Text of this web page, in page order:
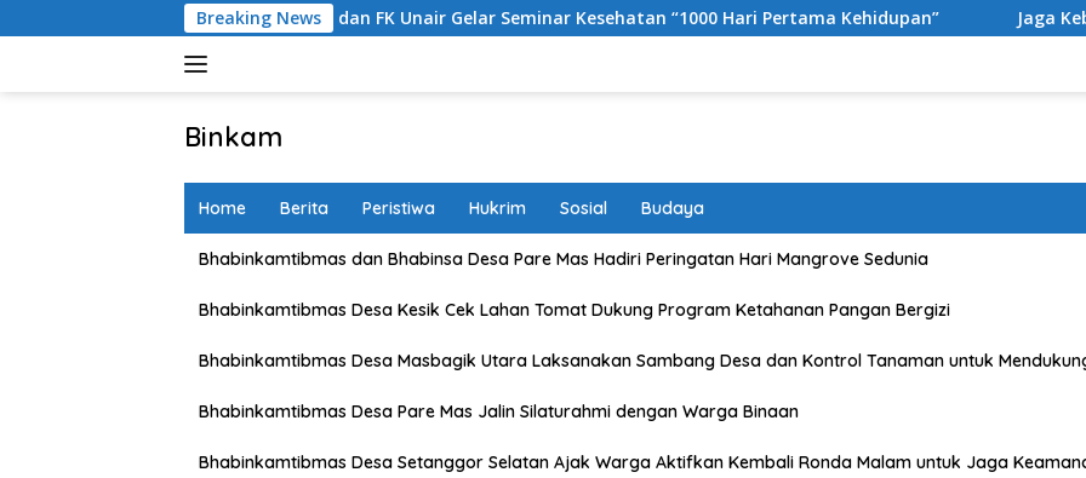
to
Breaking News
Bersama Polres dan FK Unair Gelar Seminar Kesehatan “1000 Hari Pertama Kehidupan” Jaga Kebugaran dan
Binkam
Home Berita Peristiwa Hukrim Sosial Budaya
Bhabinkamtibmas dan Bhabinsa Desa Pare Mas Hadiri Peringatan Hari Mangrove Sedunia
Bhabinkamtibmas Desa Kesik Cek Lahan Tomat Dukung Program Ketahanan Pangan Bergizi
Bhabinkamtibmas Desa Masbagik Utara Laksanakan Sambang Desa dan Kontrol Tanaman untuk
Bhabinkamtibmas Desa Pare Mas Jalin Silaturahmi dengan Warga Binaan
Bhabinkamtibmas Desa Setanggor Selatan Ajak Warga Aktifkan Kembali Ronda Malam untuk Jaga